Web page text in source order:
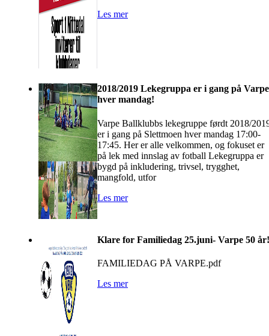
Les mer
2018/2019 Lekegruppa er i gang på Varpe
hver mandag!
Varpe Ballklubbs lekegruppe førdt 2018/
er i gang på Slettmoen hver mandag 17:00-
17:45. Her er alle velkommen, og fokuset er
på lek med innslag av fotball Lekegruppa er
bygd på inkludering, trivsel, trygghet,
mangfold, utfor
Les mer
Klare for Familiedag 25.juni- Varpe 50 år!
FAMILIEDAG PÅ VARPE.pdf
Les mer